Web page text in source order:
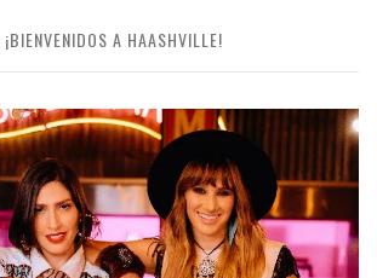
¡BIENVENIDOS A HAASHVILLE!